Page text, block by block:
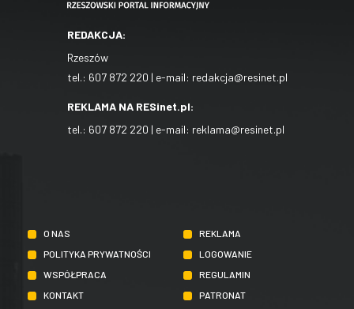
REDAKCJA:
Rzeszów
tel.: 607 872 220 | e-mail: redakcja@resinet.pl
REKLAMA NA RESinet.pl:
tel.: 607 872 220 | e-mail: reklama@resinet.pl
O NAS
REKLAMA
POLITYKA PRYWATNOŚCI
LOGOWANIE
WSPÓŁPRACA
REGULAMIN
KONTAKT
PATRONAT